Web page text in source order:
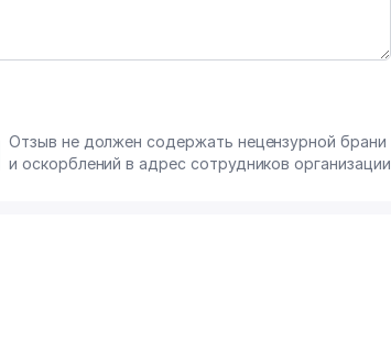
Отзыв не должен содержать нецензурной брани
и оскорблений в адрес сотрудников организации